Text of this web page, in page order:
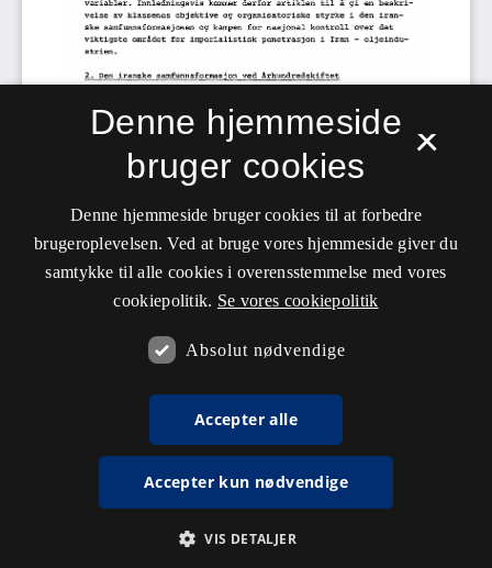
×
Denne hjemmeside
bruger cookies
Denne hjemmeside bruger cookies til at forbedre
brugeroplevelsen. Ved at bruge vores hjemmeside giver du
samtykke til alle cookies i overensstemmelse med vores
cookiepolitik. Se vores cookiepolitik
Absolut nødvendige
Accepter alle
Accepter kun nødvendige
VIS DETALJER